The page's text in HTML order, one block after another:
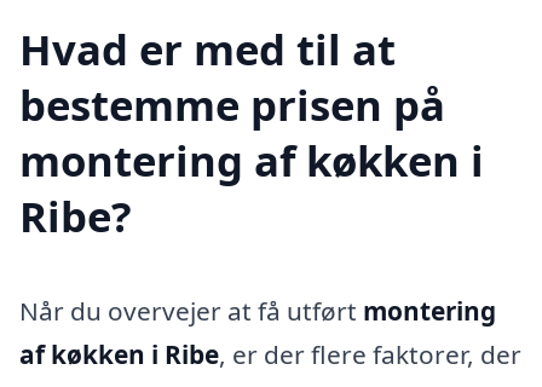
Hvad er med til at
bestemme prisen på
montering af køkken i
Ribe?
Når du overvejer at få utført montering
af køkken i Ribe, er der flere faktorer, der